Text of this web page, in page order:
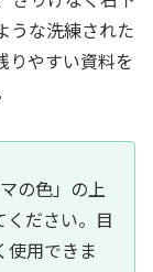
うな洗練された
りやすい資料を
の色」の上
ださい。目
使用できま